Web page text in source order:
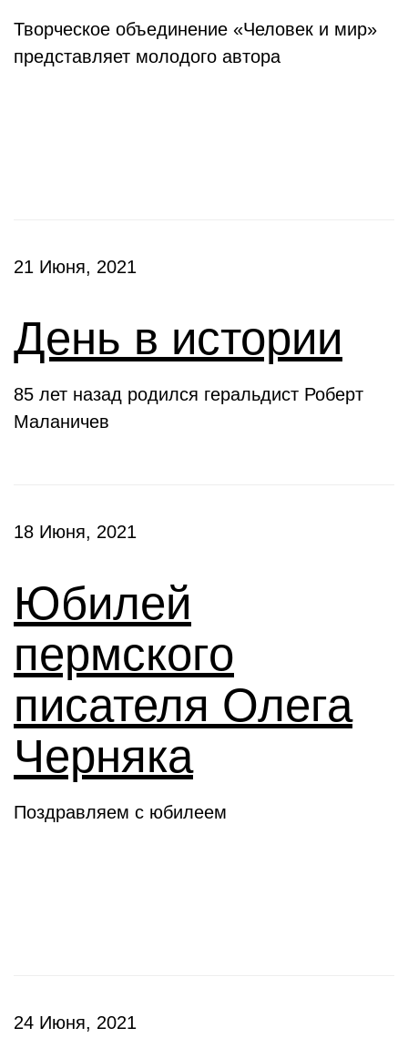
Творческое объединение «Человек и мир»
представляет молодого автора
21 Июня, 2021
День в истории
85 лет назад родился геральдист Роберт
Маланичев
18 Июня, 2021
Юбилей
пермского
писателя Олега
Черняка
Поздравляем с юбилеем
24 Июня, 2021